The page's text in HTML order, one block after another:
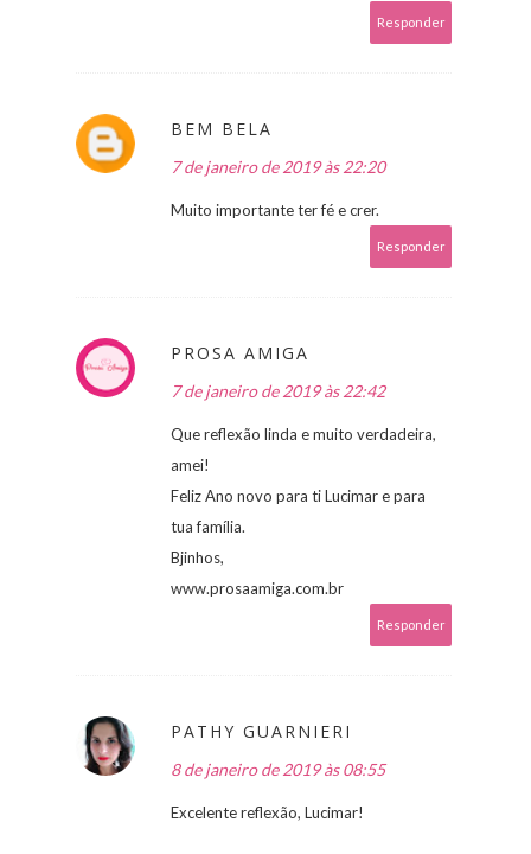
Responder
BEM BELA
7 de janeiro de 2019 às 22:20
Muito importante ter fé e crer.
Responder
PROSA AMIGA
7 de janeiro de 2019 às 22:42
Que reflexão linda e muito verdadeira,
amei!
Feliz Ano novo para ti Lucimar e para
tua família.
Bjinhos,
www.prosaamiga.com.br
Responder
PATHY GUARNIERI
8 de janeiro de 2019 às 08:55
Excelente reflexão, Lucimar!